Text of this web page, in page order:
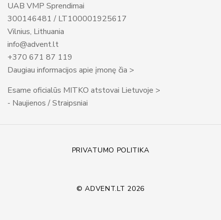
UAB VMP Sprendimai
300146481 / LT100001925617
Vilnius, Lithuania
info@advent.lt
+370 671 87 119
Daugiau informacijos apie įmonę čia >
Esame oficialūs MITKO atstovai Lietuvoje >
- Naujienos / Straipsniai
PRIVATUMO POLITIKA
© ADVENT.LT 2026